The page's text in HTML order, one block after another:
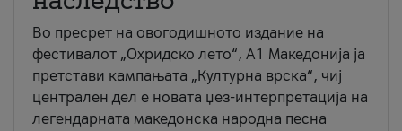
Во пресрет на овогодишното издание на
фестивалот „Охридско лето“, А1 Македонија ја
претстави кампањата „Културна врска“, чиј
централен дел е новата џез-интерпретација на
легендарната македонска народна песна